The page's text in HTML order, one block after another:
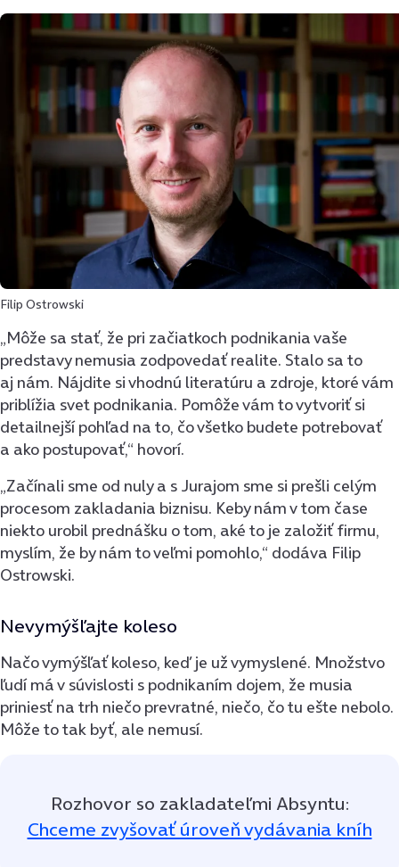
Filip Ostrowski
„Môže sa stať, že pri začiatkoch podnikania vaše
predstavy nemusia zodpovedať realite. Stalo sa to
aj nám. Nájdite si vhodnú literatúru a zdroje, ktoré vám
priblížia svet podnikania. Pomôže vám to vytvoriť si
detailnejší pohľad na to, čo všetko budete potrebovať
a ako postupovať,“ hovorí.
„Začínali sme od nuly a s Jurajom sme si prešli celým
procesom zakladania biznisu. Keby nám v tom čase
niekto urobil prednášku o tom, aké to je založiť firmu,
myslím, že by nám to veľmi pomohlo,“ dodáva Filip
Ostrowski.
Nevymýšľajte koleso
Načo vymýšľať koleso, keď je už vymyslené. Množstvo
ľudí má v súvislosti s podnikaním dojem, že musia
priniesť na trh niečo prevratné, niečo, čo tu ešte nebolo.
Môže to tak byť, ale nemusí.
Rozhovor so zakladateľmi Absyntu:
Chceme zvyšovať úroveň vydávania kníh